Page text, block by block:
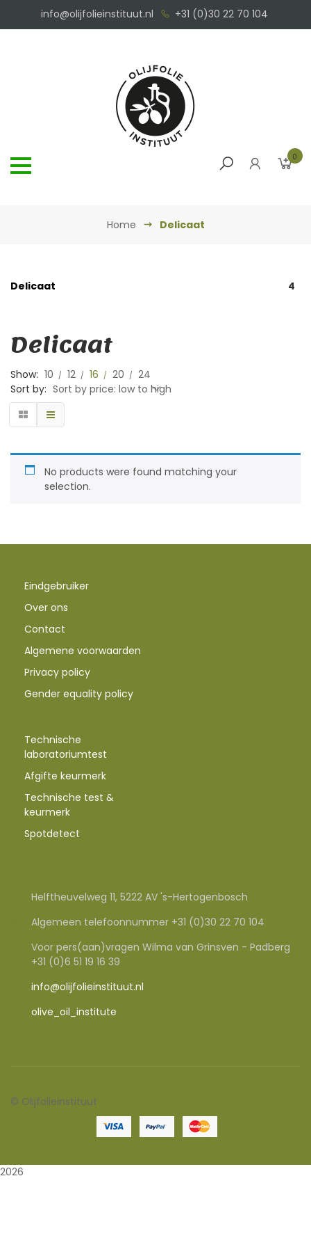
info@olijfolieinstituut.nl +31 (0)30 22 70 104
0
Home Delicaat
Delicaat 4
Delicaat
Show: 10 12 16 20
24
Sort by: Sort by price: low to high
No products were found matching your
selection.
Eindgebruiker
Over ons
Contact
Algemene voorwaarden
Privacy policy
Gender equality policy
Technische
laboratoriumtest
Afgifte keurmerk
Technische test &
keurmerk
Spotdetect
Helftheuvelweg 11, 5222 AV 's-Hertogenbosch
Algemeen telefoonnummer +31 (0)30 22 70 104
Voor pers(aan)vragen Wilma van Grinsven - Padberg
+31 (0)6 51 19 16 39
info@olijfolieinstituut.nl
olive_oil_institute
© Olijfolieinstituut
2026